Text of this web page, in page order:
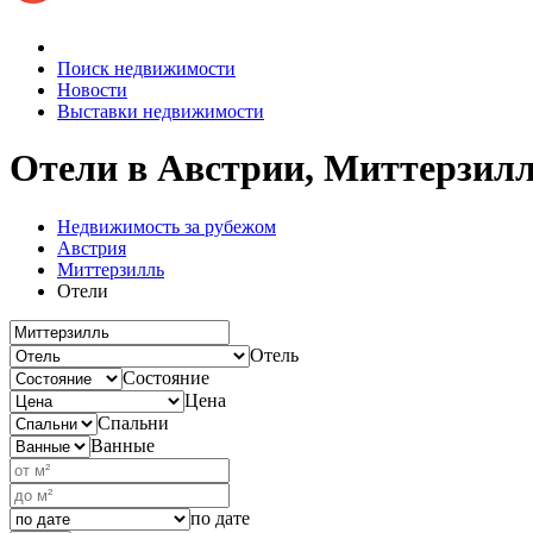
Поиск недвижимости
Новости
Выставки недвижимости
Отели в Австрии,
Недвижимость за рубежом
Австрия
Миттерзилль
Отели
Отель
Состояние
Цена
Спальни
Ванные
по дате